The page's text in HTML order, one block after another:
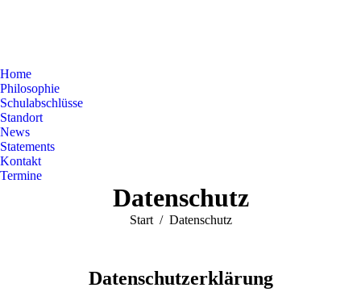
Home
Philosophie
Schulabschlüsse
Standort
News
Statements
Kontakt
Termine
Datenschutz
Sie befinden sich hier:
Start Datenschutz
Datenschutzerklärung